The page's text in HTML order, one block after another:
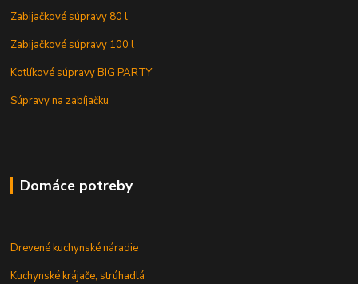
Zabijačkové súpravy 80 l
Zabijačkové súpravy 100 l
Kotlíkové súpravy BIG PARTY
Súpravy na zabíjačku
Domáce potreby
Drevené kuchynské náradie
Kuchynské krájače, strúhadlá